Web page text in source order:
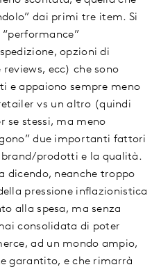
dai primi tre item. Si
opzioni di
ecc) che sono
e appaiono sempre meno
vs un altro (quindi
se stessi, ma meno
due importanti fattori
brand/prodotti e la qualità.
dicendo, neanche troppo
pressione inflazionistica
alla spesa, ma senza
consolidata di poter
ad un mondo ampio,
garantito, e che rimarrà